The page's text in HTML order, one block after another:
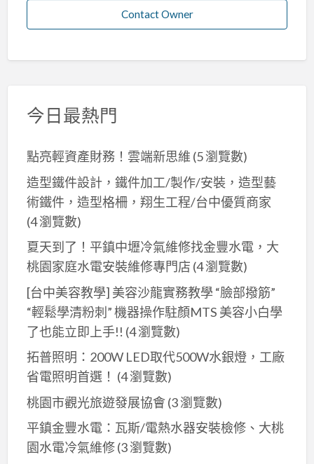
Contact Owner
今日最熱門
點亮輕資產財務！雲端新思維 (5 瀏覽數)
造型鐵件設計，鐵件加工/製作/安裝，造型藝
術鐵件，造型格柵，翔生工程/台中優質商家
(4 瀏覽數)
夏天到了！平鎮中壢冷氣維修找金豐水電，大
桃園家庭水電安裝維修專門店 (4 瀏覽數)
[台中美容教學] 美容沙龍實務教學 “臉部撥筋”
“輕鬆學清粉刺” 機器操作駐顏MTS 美容小白學
了也能立即上手!! (4 瀏覽數)
拓普照明：200W LED取代500W水銀燈，工廠
省電照明首選！ (4 瀏覽數)
桃園市觀光旅遊發展協會 (3 瀏覽數)
平鎮金豐水電：瓦斯/電熱水器安裝檢修、大桃
園水電冷氣維修(3 瀏覽數)